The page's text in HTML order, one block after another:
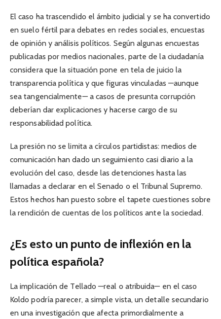
El caso ha trascendido el ámbito judicial y se ha convertido
en suelo fértil para debates en redes sociales, encuestas
de opinión y análisis políticos. Según algunas encuestas
publicadas por medios nacionales, parte de la ciudadanía
considera que la situación pone en tela de juicio la
transparencia política y que figuras vinculadas —aunque
sea tangencialmente— a casos de presunta corrupción
deberían dar explicaciones y hacerse cargo de su
responsabilidad política.
La presión no se limita a círculos partidistas: medios de
comunicación han dado un seguimiento casi diario a la
evolución del caso, desde las detenciones hasta las
llamadas a declarar en el Senado o el Tribunal Supremo.
Estos hechos han puesto sobre el tapete cuestiones sobre
la rendición de cuentas de los políticos ante la sociedad.
¿Es esto un punto de inflexión en la
política española?
La implicación de Tellado —real o atribuida— en el caso
Koldo podría parecer, a simple vista, un detalle secundario
en una investigación que afecta primordialmente a